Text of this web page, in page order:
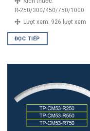
R-250/300/450/750/1000
Lượt xem: 926 lượt xem
ĐỌC TIẾP